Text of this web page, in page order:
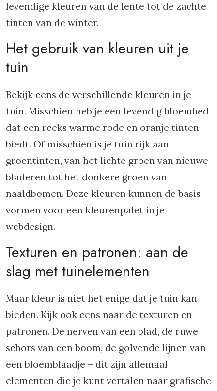
levendige kleuren van de lente tot de zachte
tinten van de winter.
Het gebruik van kleuren uit je
tuin
Bekijk eens de verschillende kleuren in je
tuin. Misschien heb je een levendig bloembed
dat een reeks warme rode en oranje tinten
biedt. Of misschien is je tuin rijk aan
groentinten, van het lichte groen van nieuwe
bladeren tot het donkere groen van
naaldbomen. Deze kleuren kunnen de basis
vormen voor een kleurenpalet in je
webdesign.
Texturen en patronen: aan de
slag met tuinelementen
Maar kleur is niet het enige dat je tuin kan
bieden. Kijk ook eens naar de texturen en
patronen. De nerven van een blad, de ruwe
schors van een boom, de golvende lijnen van
een bloemblaadje – dit zijn allemaal
elementen die je kunt vertalen naar grafische